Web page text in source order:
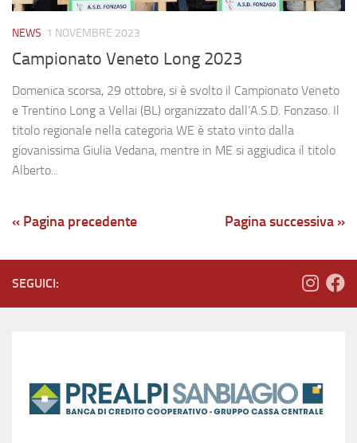
NEWS 1 NOVEMBRE 2023
Campionato Veneto Long 2023
Domenica scorsa, 29 ottobre, si è svolto il Campionato Veneto
e Trentino Long a Vellai (BL) organizzato dall’A.S.D. Fonzaso. Il
titolo regionale nella categoria WE è stato vinto dalla
giovanissima Giulia Vedana, mentre in ME si aggiudica il titolo
Alberto...
« Pagina precedente Pagina successiva »
SEGUICI: